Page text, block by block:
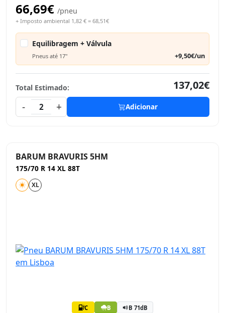
66,69€ /pneu
+ Imposto ambiental 1,82 € = 68,51€
Equilibragem + Válvula
Pneus até 17" +9,50€/un
Total Estimado:
137,02€
-
2 + Adicionar
BARUM BRAVURIS 5HM
175/70 R 14 XL 88T
XL
C B B 71dB